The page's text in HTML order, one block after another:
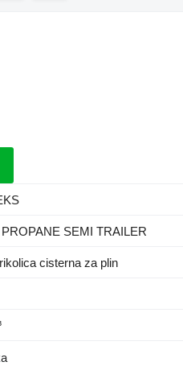
SEMI TRAILER
cisterna za plin